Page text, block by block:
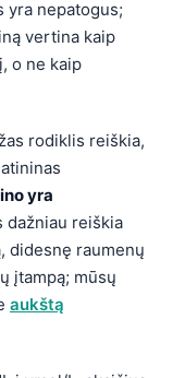
nepatogus;
vertina kaip
o ne kaip
rodiklis reiškia,
yra
dažniau reiškia
didesnę raumenų
įtampą; mūsų
aukštą